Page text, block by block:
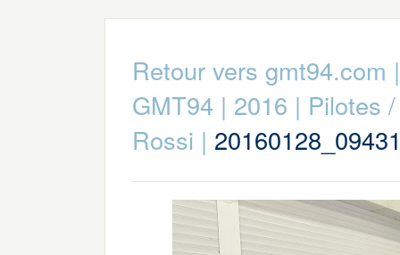
Retour vers gmt94.com
GMT94 | 2016 | Pilotes
Rossi |